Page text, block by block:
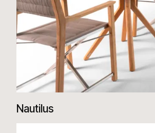
Nautilus